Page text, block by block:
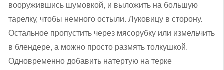
вооружившись шумовкой, и выложить на большую
тарелку, чтобы немного остыли. Луковицу в сторону.
Остальное пропустить через мясорубку или измельчить
в блендере, а можно просто размять толкушкой.
Одновременно добавить натертую на терке